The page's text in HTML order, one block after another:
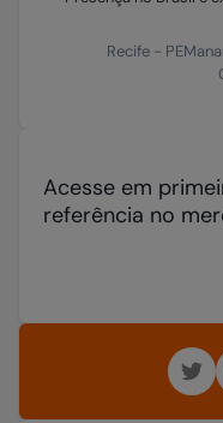
Recife- PE
Acesse em
referência no